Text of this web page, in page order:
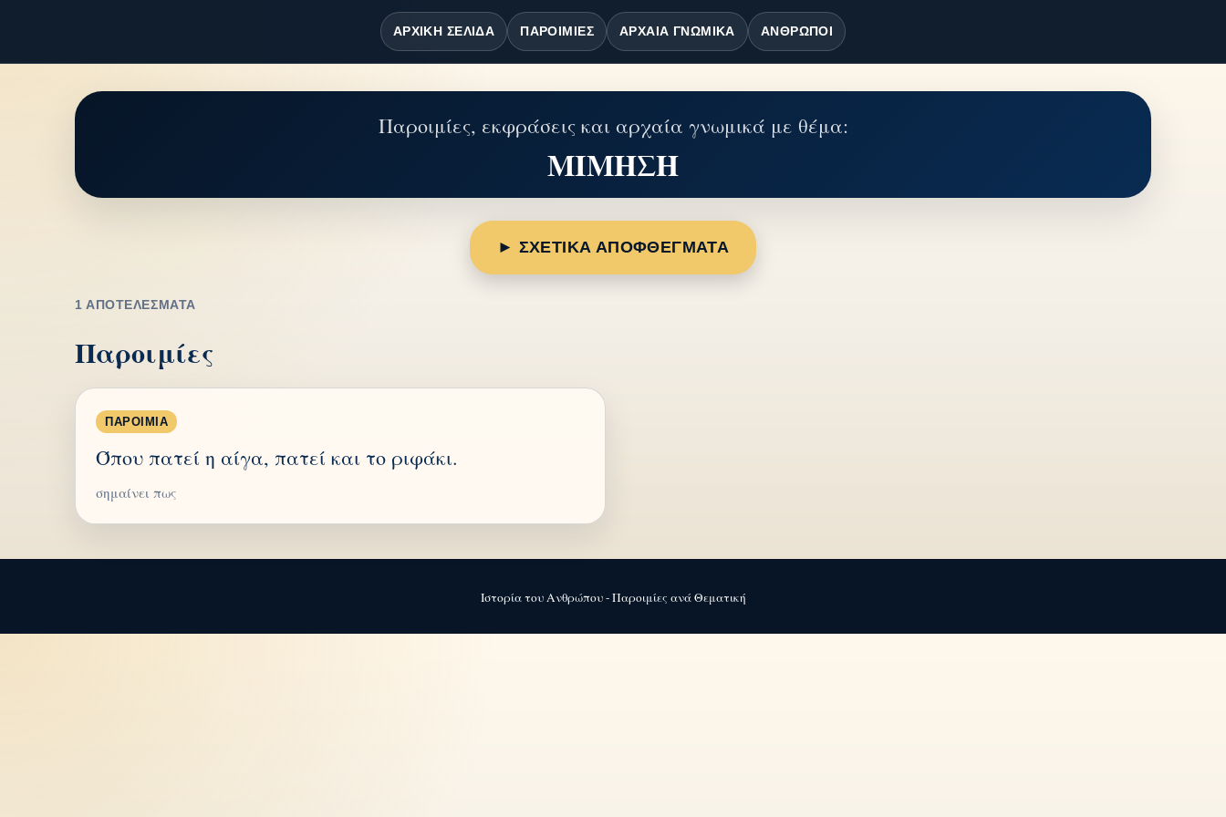
ΑΡΧΙΚΉ ΣΕΛΊΔΑ ΠΑΡΟΙΜΊΕΣ ΑΡΧΑΊΑ ΓΝΩΜΙΚΆ ΆΝΘΡΩΠΟΙ
Παροιμίες, εκφράσεις και αρχαία γνωμικά με θέμα:
ΜΙΜΗΣΗ
► ΣΧΕΤΙΚΑ ΑΠΟΦΘΕΓΜΑΤΑ
1 ΑΠΟΤΕΛΈΣΜΑΤΑ
Παροιμίες
ΠΑΡΟΙΜΊΑ
Όπου πατεί η αίγα, πατεί και το ριφάκι.
σημαίνει πως
Ιστορία του Ανθρώπου - Παροιμίες ανά Θεματική